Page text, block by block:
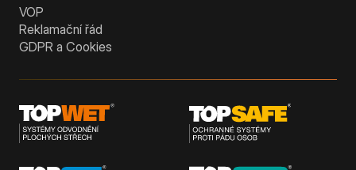
VOP
Reklamační řád
GDPR a Cookies